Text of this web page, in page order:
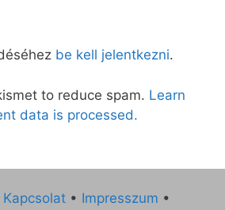
be kell jelentkezni.
to reduce spam. Learn
data is processed.
Kapcsolat • Impresszum •